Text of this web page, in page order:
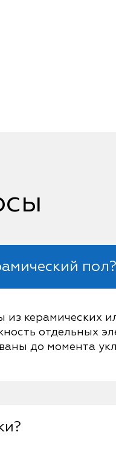
пол?
керамических
отдельных
до момента